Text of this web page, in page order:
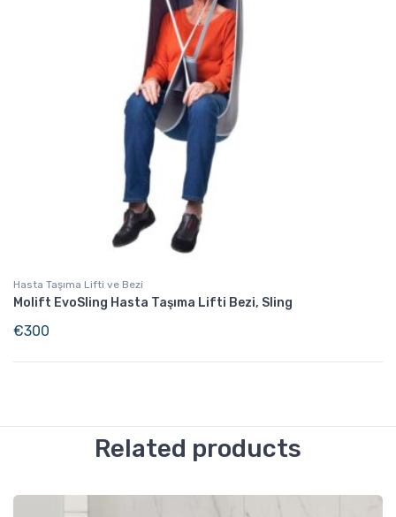
Hasta Taşıma Lifti ve Bezi
Molift EvoSling Hasta Taşıma Lifti Bezi, Sling
€300
Related products